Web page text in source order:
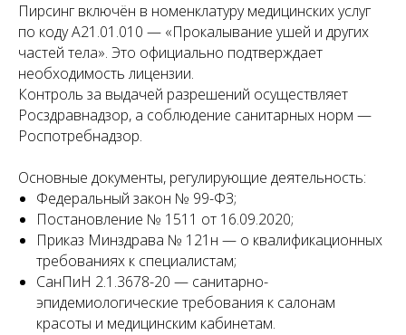
Пирсинг включён в номенклатуру медицинских услуг
по коду А21.01.010 — «Прокалывание ушей и других
частей тела». Это официально подтверждает
необходимость лицензии.
Контроль за выдачей разрешений осуществляет
Росздравнадзор, а соблюдение санитарных норм —
Роспотребнадзор.
Основные документы, регулирующие деятельность:
Федеральный закон № 99-ФЗ;
Постановление № 1511 от 16.09.2020;
Приказ Минздрава № 121н — о квалификационных
требованиях к специалистам;
СанПиН 2.1.3678-20 — санитарно-
эпидемиологические требования к салонам
красоты и медицинским кабинетам.
Сопровождение проверок
Получение лицензии
Выписка из реестра лицензий направляется
вам по электронной почте в цифровом
формате.
Сопровождаем проверку Роспотребнадзора.
Забираем СЭЗ. Подаем на лицензию и
сопровождаем проверку лицензирующего
органа.
04
05